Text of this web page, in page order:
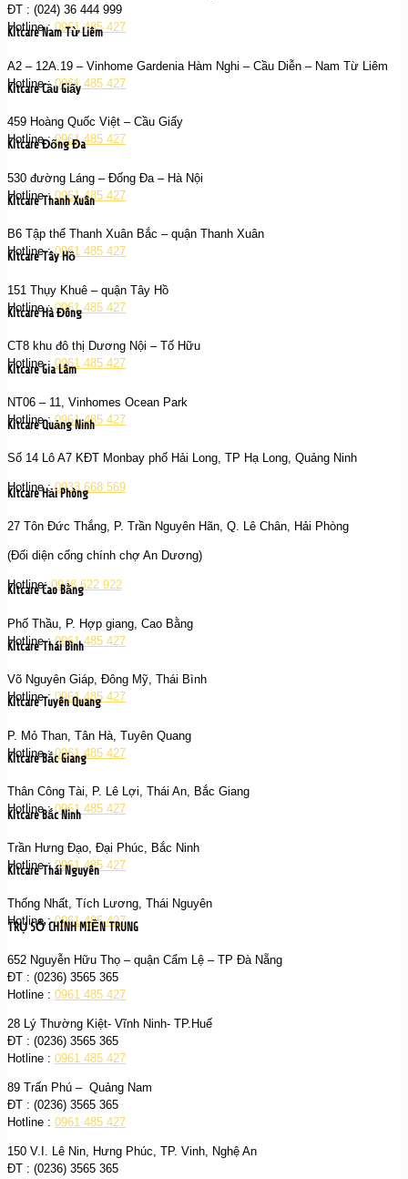
ĐT : (024) 36 444 999
Hotline :0961 485 427
Kitcare Nam Từ Liêm
A2 – 12A.19 – Vinhome Gardenia Hàm Nghi – Cầu Diễn – Nam Từ Liêm
Hotline :0961 485 427
Kitcare Cầu Giấy
459 Hoàng Quốc Việt – Cầu Giấy
Hotline :0961 485 427
Kitcare Đống Đa
530 đường Láng – Đống Đa – Hà Nội
Hotline :0961 485 427
Kitcare Thanh Xuân
B6 Tập thể Thanh Xuân Bắc – quận Thanh Xuân
Hotline :0961 485 427
Kitcare Tây Hồ
151 Thụy Khuê – quận Tây Hồ
Hotline :0961 485 427
Kitcare Hà Đông
CT8 khu đô thị Dương Nội – Tố Hữu
Hotline :0961 485 427
Kitcare Gia Lâm
NT06 – 11, Vinhomes Ocean Park
Hotline :0961 485 427
Kitcare Quảng Ninh
Số 14 Lô A7 KĐT Monbay phố Hải Long, TP Hạ Long, Quảng Ninh
Hotline :0933 668 569
Kitcare Hải Phòng
27 Tôn Đức Thắng, P. Trần Nguyên Hãn, Q. Lê Chân, Hải Phòng
(Đối diện cổng chính chợ An Dương)
Hotline:0948 622 922
Kitcare Cao Bằng
Phố Thầu, P. Hợp giang, Cao Bằng
Hotline :0961 485 427
Kitcare Thái Bình
Võ Nguyên Giáp, Đông Mỹ, Thái Bình
Hotline :0961 485 427
Kitcare Tuyên Quang
P. Mỏ Than, Tân Hà, Tuyên Quang
Hotline :0961 485 427
Kitcare Bắc Giang
Thân Công Tài, P. Lê Lợi, Thái An, Bắc Giang
Hotline :0961 485 427
Kitcare Bắc Ninh
Trần Hưng Đạo, Đại Phúc, Bắc Ninh
Hotline :0961 485 427
Kitcare Thái Nguyên
Thống Nhất, Tích Lương, Thái Nguyên
Hotline :0961 485 427
TRỤ SỞ CHÍNH MIỀN TRUNG
652 Nguyễn Hữu Thọ – quận Cẩm Lệ – TP Đà Nẵng
ĐT : (0236) 3565 365‬
Hotline : 0961 485 427
28 Lý Thường Kiệt- Vĩnh Ninh- TP.Huế
ĐT : (0236) 3565 365‬
Hotline : 0961 485 427
89 Trấn Phú – Quảng Nam
ĐT : (0236) 3565 365‬
Hotline : 0961 485 427
150 V.I. Lê Nin, Hưng Phúc, TP. Vinh, Nghệ An
ĐT : (0236) 3565 365‬